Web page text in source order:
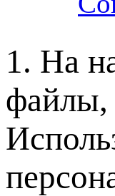
1. На
файлы,